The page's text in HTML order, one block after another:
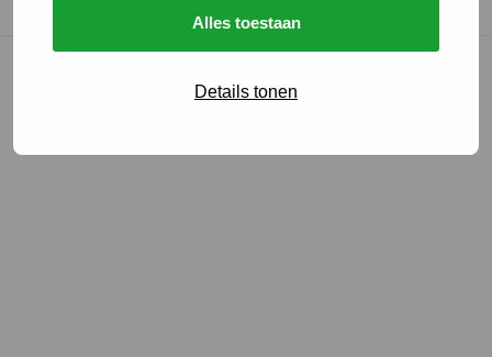
Alles toestaan
Details tonen